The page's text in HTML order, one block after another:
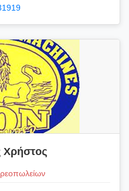
Χρήστος